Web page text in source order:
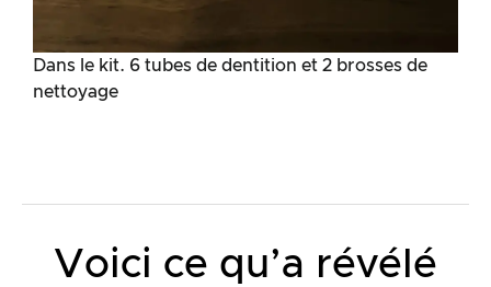
Dans le kit. 6 tubes de dentition et 2 brosses de
nettoyage
Voici ce qu’a révélé